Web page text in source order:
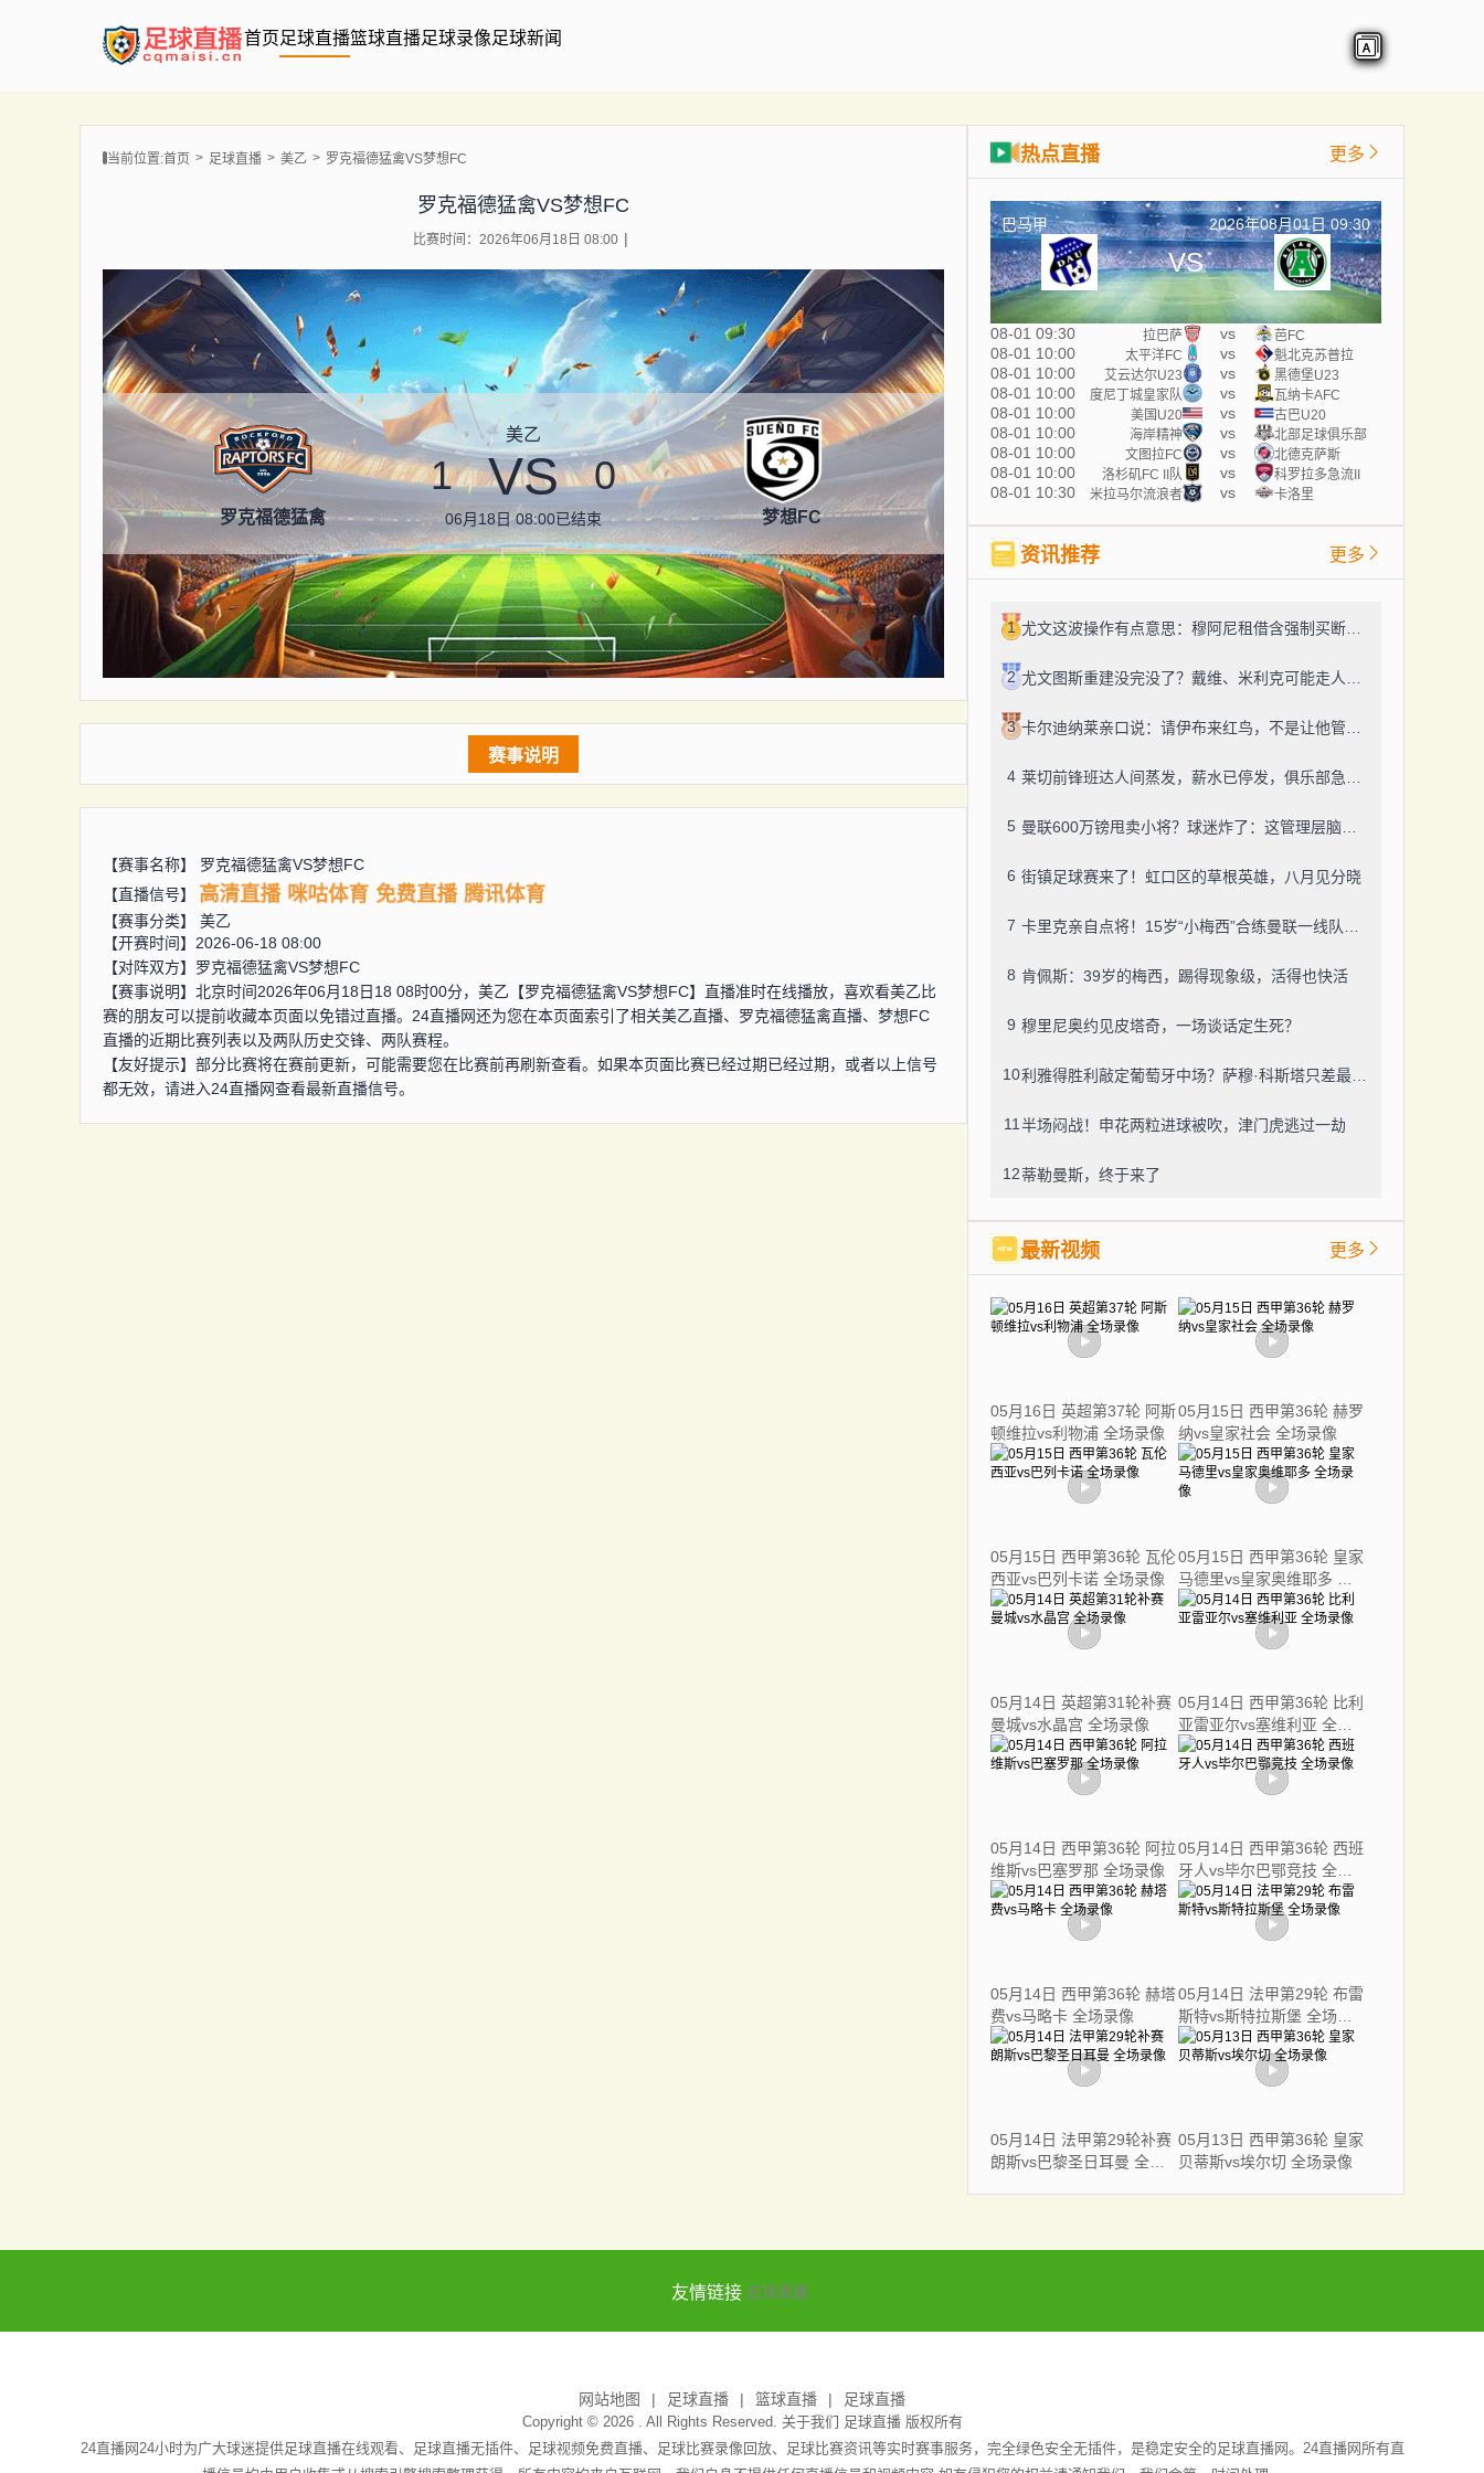
首页足球直播篮球直播足球录像足球新闻
当前位置:首页 足球直播 美乙 罗克福德猛禽VS梦想FC
罗克福德猛禽VS梦想FC
比赛时间：2026年06月18日 08:00
罗克福德猛禽
美乙
1 VS 0
06月18日 08:00已结束 梦想FC
赛事说明
【赛事名称】 罗克福德猛禽VS梦想FC
【直播信号】
高清直播 咪咕体育 免费直播 腾讯体育
【赛事分类】 美乙
【开赛时间】2026-06-18 08:00
【对阵双方】 罗克福德猛禽VS梦想FC
【赛事说明】北京时间2026年06月18日18 08时00分，美乙【罗克福德猛禽VS梦想FC】直播准时在线播放，喜欢看美乙比
赛的朋友可以提前收藏本页面以免错过直播。24直播网还为您在本页面索引了相关美乙直播、罗克福德猛禽直播、梦想FC
直播的近期比赛列表以及两队历史交锋、两队赛程。
【友好提示】部分比赛将在赛前更新，可能需要您在比赛前再刷新查看。如果本页面比赛已经过期已经过期，或者以上信号
都无效，请进入24直播网查看最新直播信号。
热点直播 更多
巴马甲 2026年08月01日 09:30
VS
08-01 09:30 拉巴萨 vs 芭FC
08-01 10:00 太平洋FC vs 魁北克苏普拉
08-01 10:00 艾云达尔U23 vs 黑德堡U23
08-01 10:00 度尼丁城皇家队 vs 瓦纳卡AFC
08-01 10:00 美国U20 vs 古巴U20
08-01 10:00 海岸精神 vs 北部足球俱乐部
08-01 10:00 文图拉FC vs 北德克萨斯
08-01 10:00 洛杉矶FC II队 vs 科罗拉多急流II
08-01 10:30 米拉马尔流浪者 vs 卡洛里
资讯推荐 更多
1
2
3
4
5
6 街镇足球赛来了！虹口区的草根英雄，八月见分晓
7
8 肯佩斯：39岁的梅西，踢得现象级，活得也快活
9 穆里尼奥约见皮塔奇，一场谈话定生死？
10
11 半场闷战！申花两粒进球被吹，津门虎逃过一劫
12蒂勒曼斯，终于来了
最新视频 更多
05月16日 英超第37轮 阿斯
顿维拉vs利物浦 全场录像
05月15日 西甲第36轮 赫罗
纳vs皇家社会 全场录像
05月15日 西甲第36轮 瓦伦
西亚vs巴列卡诺 全场录像
05月15日 西甲第36轮 皇家
马德里vs皇家奥维耶多 全
场录像
05月14日 英超第31轮补赛
曼城vs水晶宫 全场录像
05月14日 西甲第36轮 比利
亚雷亚尔vs塞维利亚 全场
录像
05月14日 西甲第36轮 阿拉
维斯vs巴塞罗那 全场录像
05月14日 西甲第36轮 西班
牙人vs毕尔巴鄂竞技 全场
录像
05月14日 西甲第36轮 赫塔
费vs马略卡 全场录像
05月14日 法甲第29轮 布雷
斯特vs斯特拉斯堡 全场录
像
05月14日 法甲第29轮补赛
朗斯vs巴黎圣日耳曼 全场
05月13日 西甲第36轮 皇家
贝蒂斯vs埃尔切 全场录像
友情链接 足球直播
网站地图 足球直播 篮球直播 足球直播
Copyright © 2026 . All Rights Reserved. 关于我们 足球直播版权所有
24直播网24小时为广大球迷提供足球直播在线观看、足球直播无插件、足球视频免费直播、足球比赛录像回放、足球比赛资讯等实时赛事服务，完全绿色安全无插件，是稳定安全的足球直播网。24直播网所有直